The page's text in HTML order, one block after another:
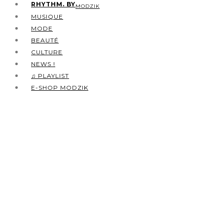
RHYTHM. BYMODZIK
MUSIQUE
MODE
BEAUTÉ
CULTURE
NEWS !
♫ PLAYLIST
E-SHOP MODZIK